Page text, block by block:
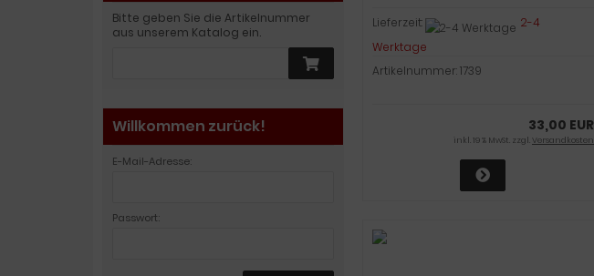
Lieferzeit:
2-4
Werktage
Artikelnummer: 1739
33,00 EUR
inkl. 19 % MwSt. zzgl.Versandkosten
Bitte geben Sie die Artikelnummer
aus unserem Katalog ein.
Willkommen zurück!
E-Mail-Adresse:
Passwort: